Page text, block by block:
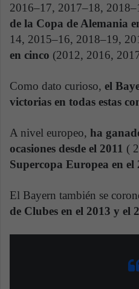
2016–17, 2017–18,
de la Copa de Alemania
14, 2015–16, 2018–19,
en cinco (2012, 2016,
Como dato curioso, el
victorias en todas estas
A nivel europeo, ha
ocasiones desde el 2011 (
Supercopa Europea en el
El Bayern también se
de Clubes en el 2013 y el